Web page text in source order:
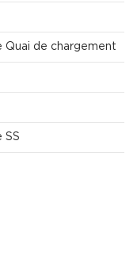
Quai de chargement
SS